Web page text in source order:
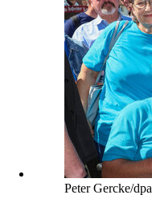
Peter Gercke/dpa